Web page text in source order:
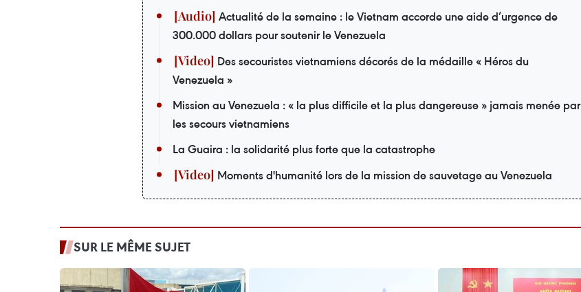
Actualité de la semaine : le Vietnam accorde une aide d’urgence de
300.000 dollars pour soutenir le Venezuela
Des secouristes vietnamiens décorés de la médaille « Héros du
Venezuela »
Mission au Venezuela : « la plus difficile et la plus dangereuse » jamais menée par
les secours vietnamiens
La Guaira : la solidarité plus forte que la catastrophe
Moments d'humanité lors de la mission de sauvetage au Venezuela
SUR LE MÊME SUJET